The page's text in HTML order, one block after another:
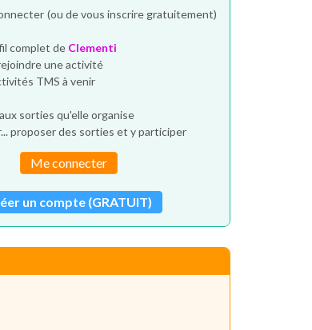
(ou de vous inscrire gratuitement)
complet de Clementi
une activité
TMS à venir
sorties qu'elle organise
proposer des sorties et y participer
Me connecter
un compte (GRATUIT)